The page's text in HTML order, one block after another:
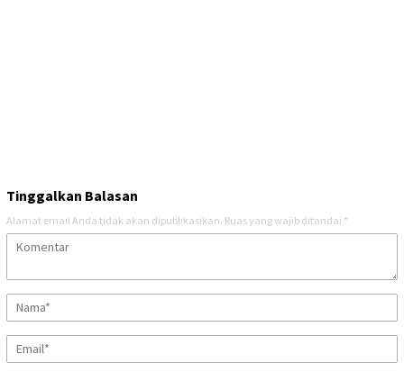
Tinggalkan Balasan
Alamat email Anda tidak akan dipublikasikan. Ruas yang wajib ditandai *